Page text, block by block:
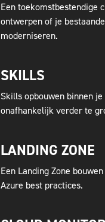
Een toekomstbestendige
ontwerpen of je
moderniseren.
SKILLS
Skills opbouwen binnen
onafhankelijk verder te
LANDING ZONE
Een Landing Zone
Azure best practices.